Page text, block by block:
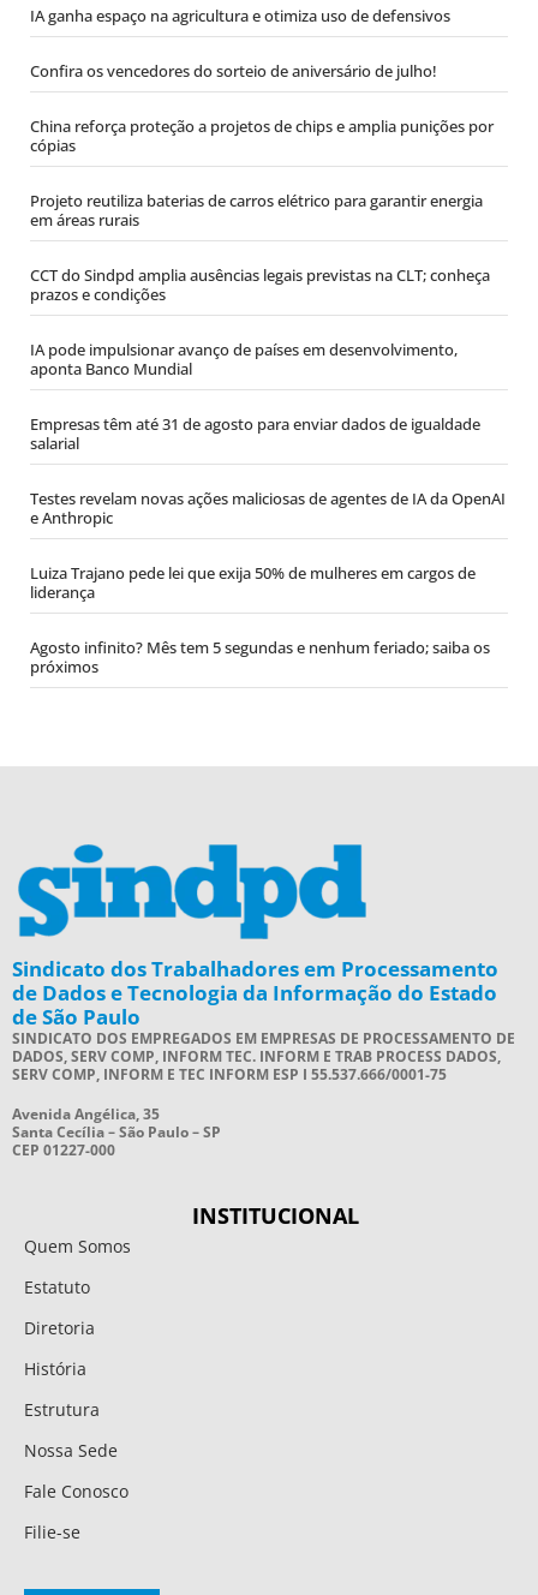
IA ganha espaço na agricultura e otimiza uso de defensivos
Confira os vencedores do sorteio de aniversário de julho!
China reforça proteção a projetos de chips e amplia punições por
cópias
Projeto reutiliza baterias de carros elétrico para garantir energia
em áreas rurais
CCT do Sindpd amplia ausências legais previstas na CLT; conheça
prazos e condições
IA pode impulsionar avanço de países em desenvolvimento,
aponta Banco Mundial
Empresas têm até 31 de agosto para enviar dados de igualdade
salarial
Testes revelam novas ações maliciosas de agentes de IA da OpenAI
e Anthropic
Luiza Trajano pede lei que exija 50% de mulheres em cargos de
liderança
Agosto infinito? Mês tem 5 segundas e nenhum feriado; saiba os
próximos
Sindicato dos Trabalhadores em Processamento
de Dados e Tecnologia da Informação do Estado
de São Paulo
SINDICATO DOS EMPREGADOS EM EMPRESAS DE PROCESSAMENTO DE
DADOS, SERV COMP, INFORM TEC. INFORM E TRAB PROCESS DADOS,
SERV COMP, INFORM E TEC INFORM ESP I 55.537.666/0001-75
Avenida Angélica, 35
Santa Cecília – São Paulo – SP
CEP 01227-000
INSTITUCIONAL
Quem Somos
Estatuto
Diretoria
História
Estrutura
Nossa Sede
Fale Conosco
Filie-se